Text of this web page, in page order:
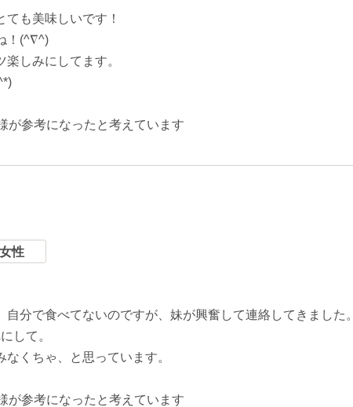
も美味しいです！
！(^∇^)
しみにしてます。
が参考になったと考えています
女性
分で食べてないのですが、妹が興奮して連絡してきました。
して。
くちゃ、と思っています。
が参考になったと考えています